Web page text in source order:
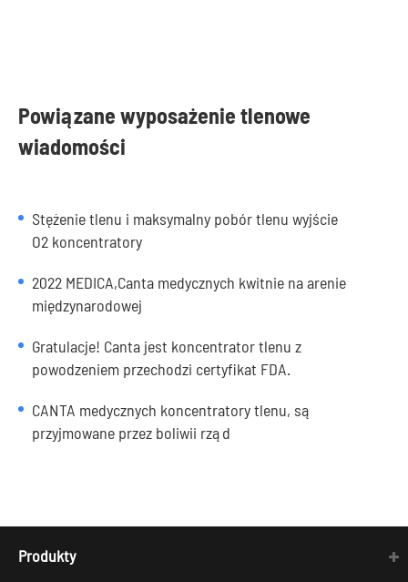
Powiązane wyposażenie tlenowe
wiadomości
Stężenie tlenu i maksymalny pobór tlenu wyjście
O2 koncentratory
2022 MEDICA,Canta medycznych kwitnie na arenie
międzynarodowej
Gratulacje! Canta jest koncentrator tlenu z
powodzeniem przechodzi certyfikat FDA.
CANTA medycznych koncentratory tlenu, są
przyjmowane przez boliwii rząd
Produkty